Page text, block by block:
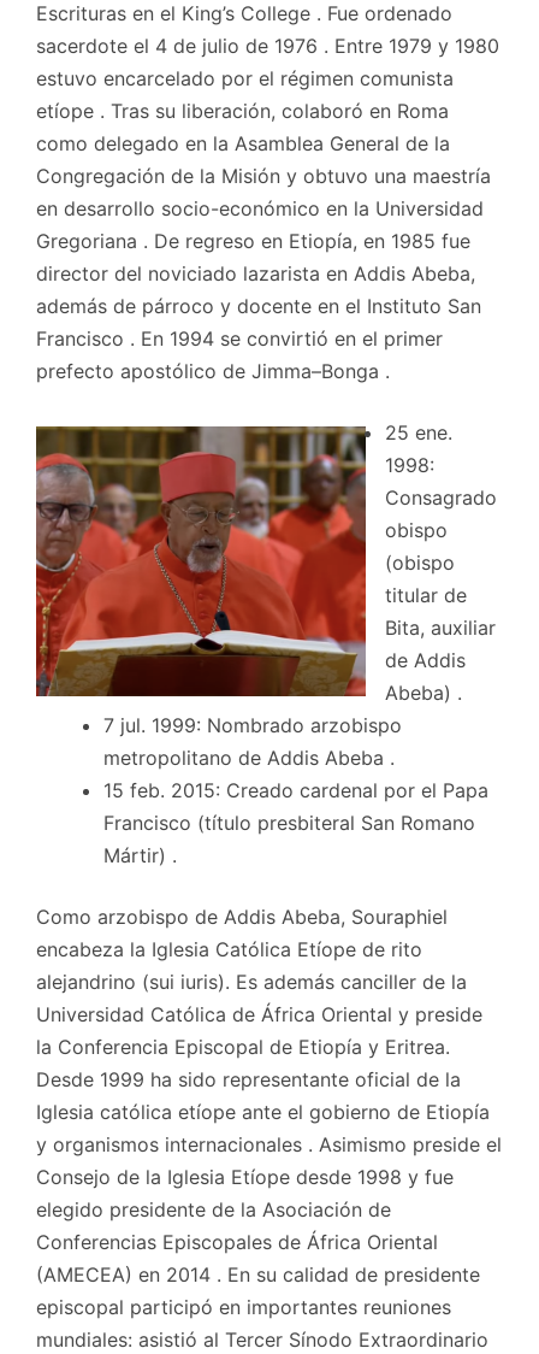
Escrituras en el King’s College . Fue ordenado
sacerdote el 4 de julio de 1976 . Entre 1979 y 1980
estuvo encarcelado por el régimen comunista
etíope . Tras su liberación, colaboró en Roma
como delegado en la Asamblea General de la
Congregación de la Misión y obtuvo una maestría
en desarrollo socio-económico en la Universidad
Gregoriana . De regreso en Etiopía, en 1985 fue
director del noviciado lazarista en Addis Abeba,
además de párroco y docente en el Instituto San
Francisco . En 1994 se convirtió en el primer
prefecto apostólico de Jimma–Bonga .
25 ene.
1998:
Consagrado
obispo
(obispo
titular de
Bita, auxiliar
de Addis
Abeba) .
7 jul. 1999: Nombrado arzobispo
metropolitano de Addis Abeba .
15 feb. 2015: Creado cardenal por el Papa
Francisco (título presbiteral San Romano
Mártir) .
Como arzobispo de Addis Abeba, Souraphiel
encabeza la Iglesia Católica Etíope de rito
alejandrino (sui iuris). Es además canciller de la
Universidad Católica de África Oriental y preside
la Conferencia Episcopal de Etiopía y Eritrea.
Desde 1999 ha sido representante oficial de la
Iglesia católica etíope ante el gobierno de Etiopía
y organismos internacionales . Asimismo preside el
Consejo de la Iglesia Etíope desde 1998 y fue
elegido presidente de la Asociación de
Conferencias Episcopales de África Oriental
(AMECEA) en 2014 . En su calidad de presidente
episcopal participó en importantes reuniones
mundiales: asistió al Tercer Sínodo Extraordinario